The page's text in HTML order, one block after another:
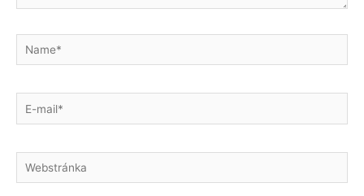
Name*
E-
mail*
Webstránka